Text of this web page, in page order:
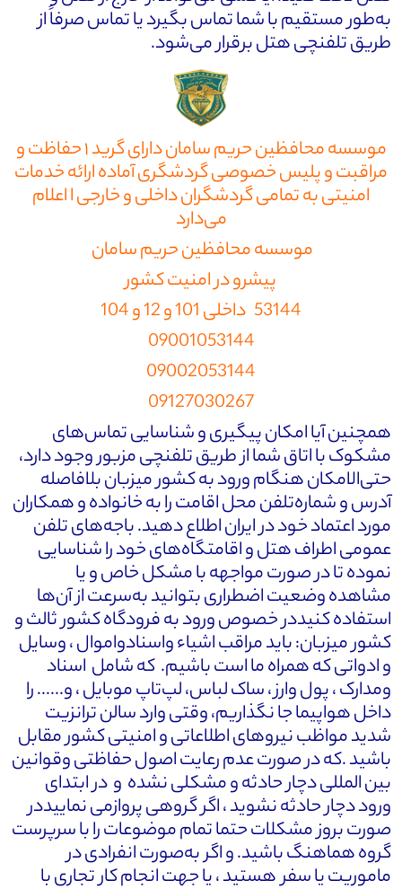
به‌طور مستقیم با شما تماس بگیرد یا تماس صرفاً از
طریق تلفنچی هتل برقرار می‌شود.
موسسه محافظین حریم سامان دارای گرید ۱ حفاظت و
مراقبت و پلیس خصوصی گردشگری آماده ارائه خدمات
امنیتی به تمامی گردشگران داخلی و خارجی ا اعلام
می‌دارد
موسسه محافظین حریم سامان
پیشرو در امنیت کشور
53144 داخلی 101 و 12 و 104
09001053144
09002053144
09127030267
همچنین آیا امکان پیگیری و شناسایی تماس‌های
مشکوک با اتاق شما از طریق تلفنچی مزبور وجود دارد،
حتی‌الامکان هنگام ورود به کشور میزبان بلافاصله
آدرس و شماره‌تلفن محل اقامت را به خانواده و همکاران
مورد اعتماد خود در ایران اطلاع دهید. باجه‌های تلفن
عمومی اطراف هتل و اقامتگاه‌های خود را شناسایی
نموده تا در صورت مواجهه با مشکل خاص و یا
مشاهده وضعیت اضطراری بتوانید به‌سرعت از آن‌ها
استفاده کنیددر خصوص ورود به فرودگاه کشور ثالث و
کشور میزبان: باید مراقب اشیاء واسنادواموال ، وسایل
و ادواتی که همراه ما است باشیم. که شامل اسناد
ومدارک ، پول وارز ، ساک لباس، لپ‌تاپ موبایل ، و...... را
داخل هواپیما جا نگذاریم، وقتی وارد سالن ترانزیت
شدید مواظب نیروهای اطلاعاتی و امنیتی کشور مقابل
باشید .که در صورت عدم رعایت اصول حفاظتی وقوانین
بین المللی دچار حادثه و مشکلی نشده و در ابتدای
ورود دچار حادثه نشوید ، اگر گروهی پروازمی نماییددر
صورت بروز مشکلات حتما تمام موضوعات را با سرپرست
گروه هماهنگ باشید. و اگر به‌صورت انفرادی در
ماموریت یا سفر هستید ، یا جهت انجام کار تجاری با